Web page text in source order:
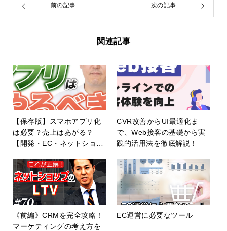
前の記事 次の記事
関連記事
【保存版】スマホアプリ化
は必要？売上はあがる？
【開発・EC・ネットショッ
CVR改善からUI最適化ま
で、Web接客の基礎から実
践的活用法を徹底解説！
《前編》CRMを完全攻略！
マーケティングの考え方を
EC運営に必要なツール